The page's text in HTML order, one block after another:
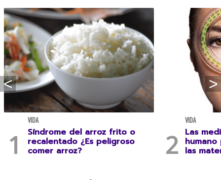
VIDA
Síndrome del arroz frito o
recalentado ¿Es peligroso
comer arroz?
VIDA
Las
las